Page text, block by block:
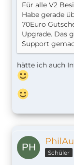
Für alle V2
Habe gerade
70Euro
Upgrade. Das
Support
hätte ich auch
PhilAu
Schüler